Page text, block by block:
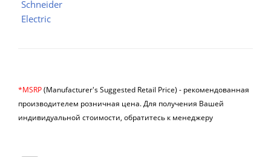
*MSRP(Manufacturer's Suggested Retail Price) - рекомендованная
производителем розничная цена.Для получения Вашей
индивидуальной стоимости, обратитесь к менеджеру